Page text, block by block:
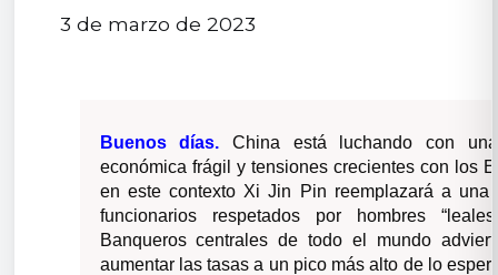
3 de marzo de 2023
Buenos días.
China está luchando con
económica frágil y tensiones crecientes con los
en este contexto Xi Jin Pin reemplazará a una
funcionarios respetados por hombres
Banqueros centrales de todo el mundo
aumentar las tasas a un pico más alto de lo